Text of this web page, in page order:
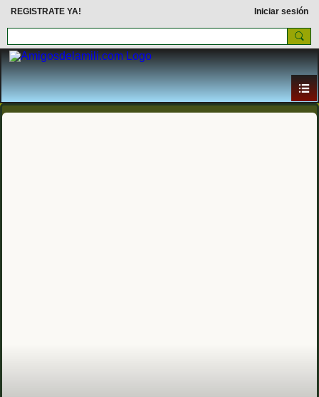
REGISTRATE YA! Iniciar sesión